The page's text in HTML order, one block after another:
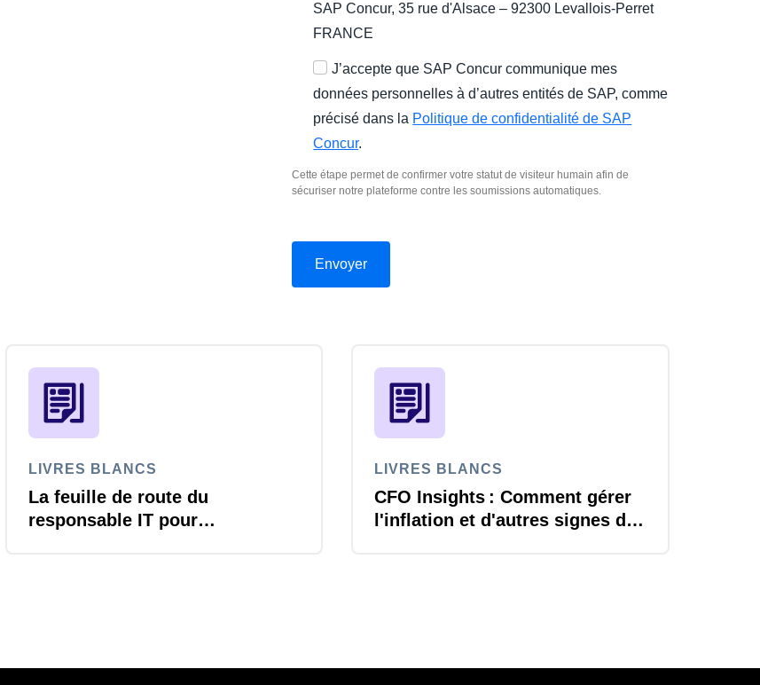
SAP Concur, 35 rue d'Alsace – 92300 Levallois-Perret
FRANCE
J’accepte que SAP Concur communique mes
données personnelles à d’autres entités de SAP, comme
précisé dans la Politique de confidentialité de SAP
Concur.
Cette étape permet de confirmer votre statut de visiteur humain afin de
sécuriser notre plateforme contre les soumissions automatiques.
LIVRES BLANCS
La feuille de route du
responsable IT pour
LIVRES BLANCS
CFO Insights : Comment gérer
l'inflation et d'autres signes de